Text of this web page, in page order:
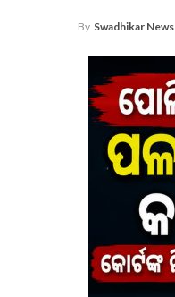
By Swadhikar News